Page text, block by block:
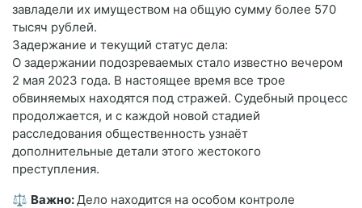
завладели их имуществом на общую сумму более 570
тысяч рублей.
Задержание и текущий статус дела:
О задержании подозреваемых стало известно вечером
2 мая 2023 года. В настоящее время все трое
обвиняемых находятся под стражей. Судебный процесс
продолжается, и с каждой новой стадией
расследования общественность узнаёт
дополнительные детали этого жестокого
преступления.
⚖️ Важно: Дело находится на особом контроле